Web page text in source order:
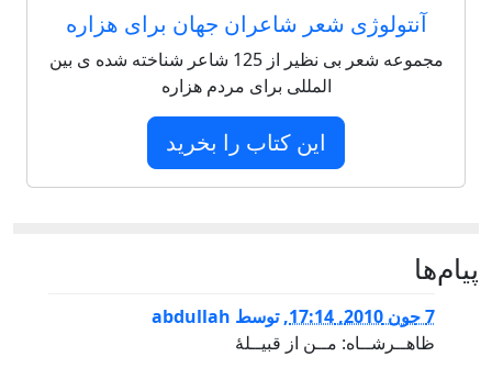
آنتولوژی شعر شاعران جهان برای هزاره
مجموعه شعر بی نظیر از 125 شاعر شناخته شده ی بین
المللی برای مردم هزاره
این کتاب را بخرید
پيام‌ها
7 جون 2010, 17:14 ,توسط abdullah
ظاهــرشــاه: مــن از قبیــلۀ